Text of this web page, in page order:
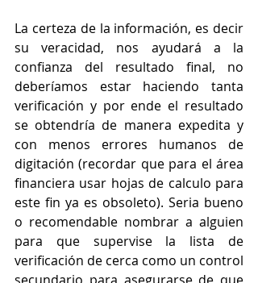
La certeza de la información, es decir
su veracidad, nos ayudará a la
confianza del resultado final, no
deberíamos estar haciendo tanta
verificación y por ende el resultado
se obtendría de manera expedita y
con menos errores humanos de
digitación (recordar que para el área
financiera usar hojas de calculo para
este fin ya es obsoleto). Seria bueno
o recomendable nombrar a alguien
para que supervise la lista de
verificación de cerca como un control